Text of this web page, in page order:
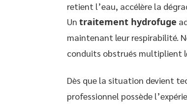
retient l’eau, accélère la
Un traitement hydrofuge
maintenant leur respirabilité.
conduits obstrués multiplient
Dès que la situation devient
professionnel possède